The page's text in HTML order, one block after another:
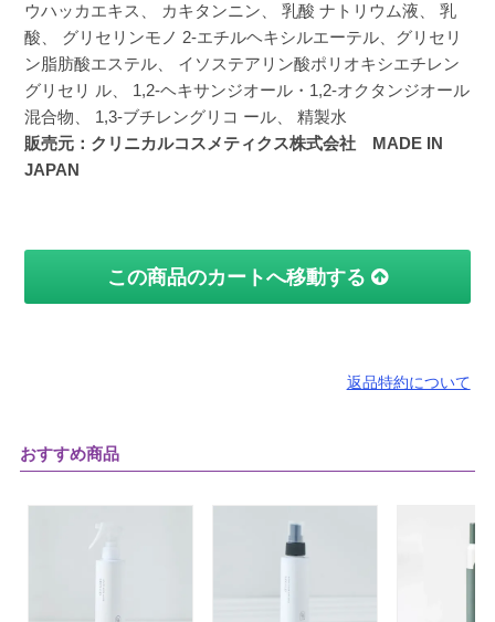
ウハッカエキス、 カキタンニン、 乳酸 ナトリウム液、 乳
酸、 グリセリンモノ 2-エチルヘキシルエーテル、グリセリ
ン脂肪酸エステル、 イソステアリン酸ポリオキシエチレン
グリセリ ル、 1,2-ヘキサンジオール・1,2-オクタンジオール
混合物、 1,3-ブチレングリコ ール、 精製水
販売元：クリニカルコスメティクス株式会社 MADE IN
JAPAN
この商品のカートへ移動する
返品特約について
おすすめ商品